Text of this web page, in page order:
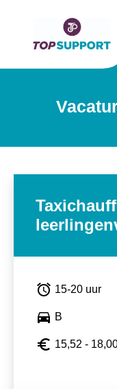
alarm 15-20 uur
directions_car B
euro_symbol 15,52 -